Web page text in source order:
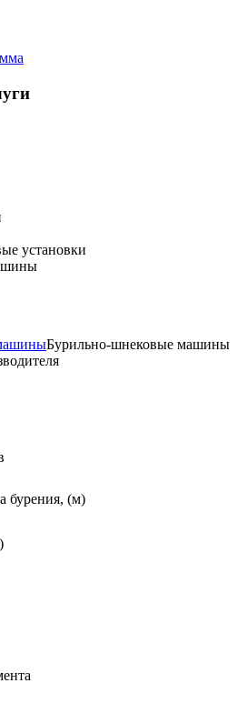
установки
Бурильно-шнековые машины
бурения, (м)